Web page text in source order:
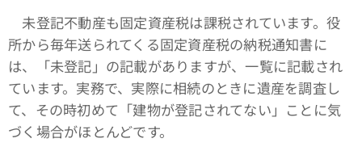
未登記不動産も固定資産税は課税されています。役
所から毎年送られてくる固定資産税の納税通知書に
は、「未登記」の記載がありますが、一覧に記載され
ています。実務で、実際に相続のときに遺産を調査し
て、その時初めて「建物が登記されてない」ことに気
づく場合がほとんどです。